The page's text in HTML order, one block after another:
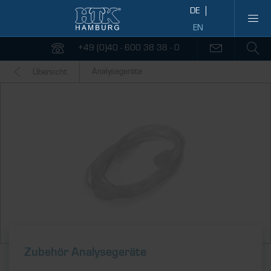
+49 (0)40 - 600 38 38 - 0
Übersicht Analysegeräte
Zubehör Analysegeräte